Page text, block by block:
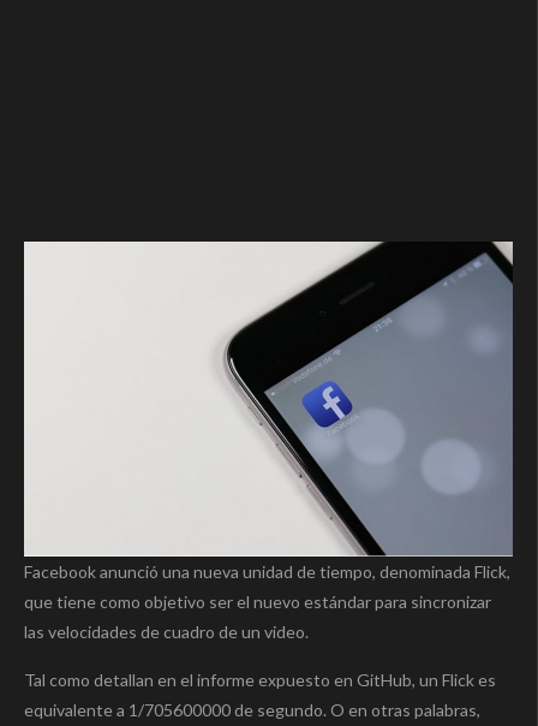
Facebook anunció una nueva unidad de tiempo, denominada Flick,
que tiene como objetivo ser el nuevo estándar para sincronizar
las velocidades de cuadro de un video.
Tal como detallan en el informe expuesto en GitHub, un Flick es
equivalente a 1/705600000 de segundo. O en otras palabras,